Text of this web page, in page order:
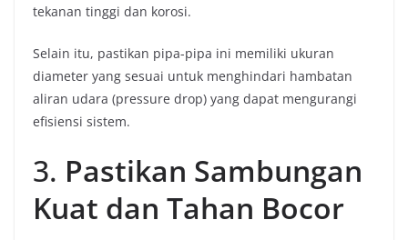
tekanan tinggi dan korosi.
Selain itu, pastikan pipa-pipa ini memiliki ukuran
diameter yang sesuai untuk menghindari hambatan
aliran udara (pressure drop) yang dapat mengurangi
efisiensi sistem.
3. Pastikan Sambungan
Kuat dan Tahan Bocor